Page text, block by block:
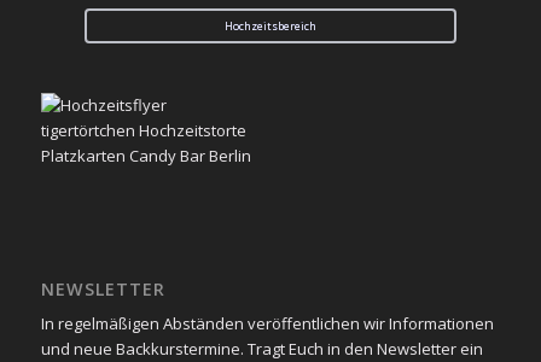
Hochzeitsbereich
NEWSLETTER
In regelmäßigen Abständen veröffentlichen wir Informationen
und neue Backkurstermine. Tragt Euch in den Newsletter ein